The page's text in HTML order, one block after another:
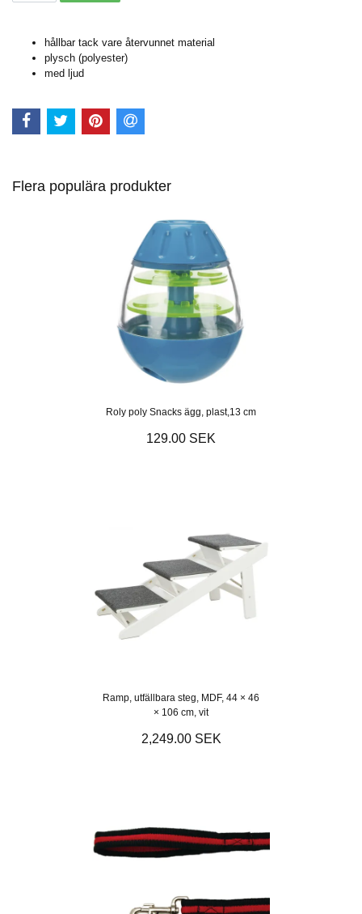
hållbar tack vare återvunnet material
plysch (polyester)
med ljud
Flera populära produkter
Roly poly Snacks ägg, plast,13 cm
129.00 SEK
Ramp, utfällbara steg, MDF, 44 × 46
× 106 cm, vit
2,249.00 SEK